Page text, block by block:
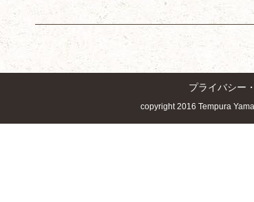
プライバシー
copyright 2016 Tempura